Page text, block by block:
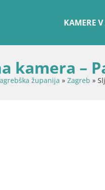
KAMERE
kamera –
županija » Zagreb »